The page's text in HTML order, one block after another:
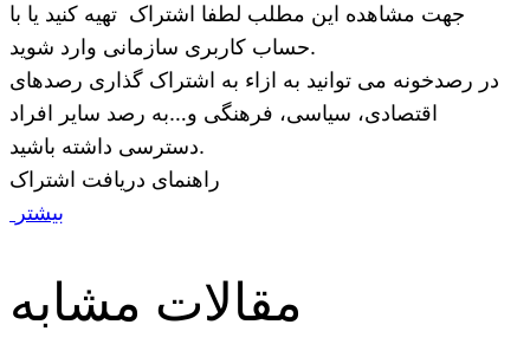
جهت مشاهده این مطلب لطفا اشتراک تهیه کنید یا با
حساب کاربری سازمانی وارد شوید.
در رصدخونه می توانید به ازاء به اشتراک گذاری رصدهای
اقتصادی، سیاسی، فرهنگی و…به رصد سایر افراد
دسترسی داشته باشید.
راهنمای دریافت اشتراک
بیشتر
مقالات مشابه